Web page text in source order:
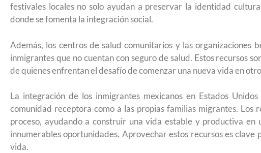
festivales locales no solo ayudan a preservar la identidad
donde se fomenta la integración social.
Además, los centros de salud comunitarios y las organizaciones
inmigrantes que no cuentan con seguro de salud. Estos recursos
de quienes enfrentan el desafío de comenzar una nueva vida en
La integración de los inmigrantes mexicanos en Estados
comunidad receptora como a las propias familias migrantes. Los
proceso, ayudando a construir una vida estable y productiva
innumerables oportunidades. Aprovechar estos recursos es
vida.
para la ciudadanía estadounidense en
2026